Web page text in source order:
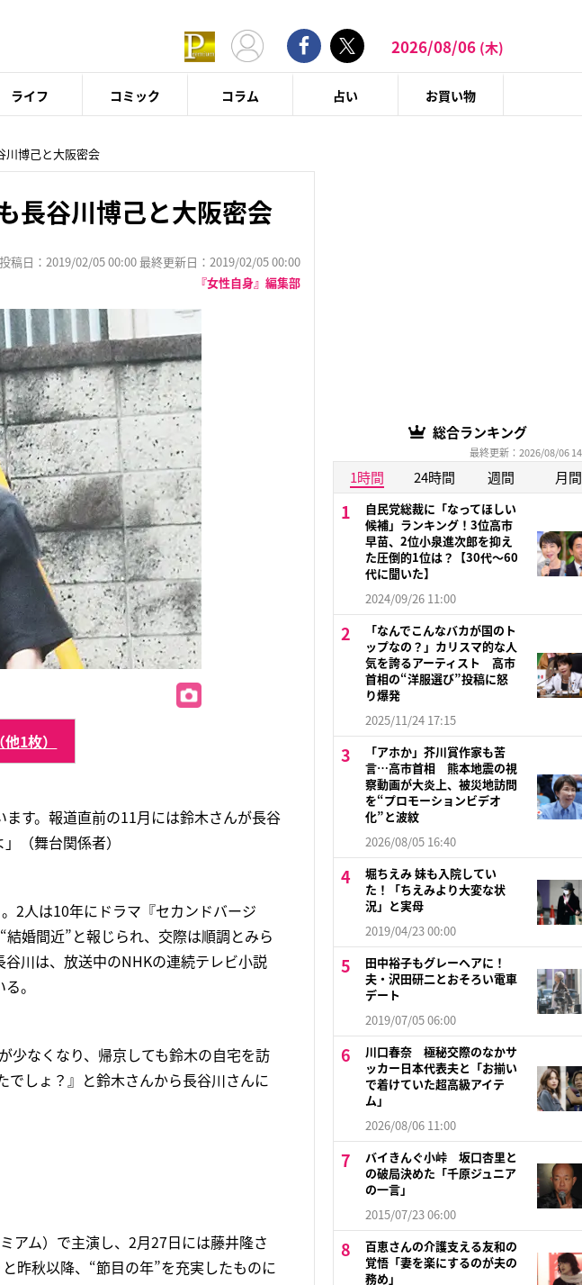
2026/08/06 (木)
ライフ コミック コラム 占い お買い物
川博己と大阪密会
長谷川博己と大阪密会
稿日：2019/02/05 00:00 最終更新日：2019/02/05 00:00
『女性自身』編集部
1枚）
す。報道直前の11月には鈴木さんが長谷
（舞台関係者）
2人は10年にドラマ『セカンドバージ
婚間近”と報じられ、交際は順調とみら
川は、放送中のNHKの連続テレビ小説
。
少なくなり、帰京しても鈴木の自宅を訪
でしょ？』と鈴木さんから長谷川さんに
アム）で主演し、2月27日には藤井隆さ
昨秋以降、“節目の年”を充実したものに
総合ランキング
最終更新：2026/08/06
1時間 24時間 週間 月間
自民党総裁に「なってほしい
候補」ランキング！3位高市
早苗、2位小泉進次郎を抑え
た圧倒的1位は？【30代〜60
代に聞いた】
2024/09/26 11:00
「なんでこんなバカが国のト
ップなの？」カリスマ的な人
気を誇るアーティスト 高市
首相の“洋服選び”投稿に怒
り爆発
2025/11/24 17:15
「アホか」芥川賞作家も苦
言…高市首相 熊本地震の視
察動画が大炎上、被災地訪問
を“プロモーションビデオ
化”と波紋
2026/08/05 16:40
堀ちえみ 妹も入院してい
た！「ちえみより大変な状
況」と実母
2019/04/23 00:00
田中裕子もグレーヘアに！
夫・沢田研二とおそろい電車
デート
2019/07/05 06:00
川口春奈 極秘交際のなかサ
ッカー日本代表夫と「お揃い
で着けていた超高級アイテ
ム」
2026/08/06 11:00
バイきんぐ小峠 坂口杏里と
の破局決めた「千原ジュニア
の一言」
2015/07/23 06:00
百恵さんの介護支える友和の
覚悟「妻を楽にするのが夫の
務め」